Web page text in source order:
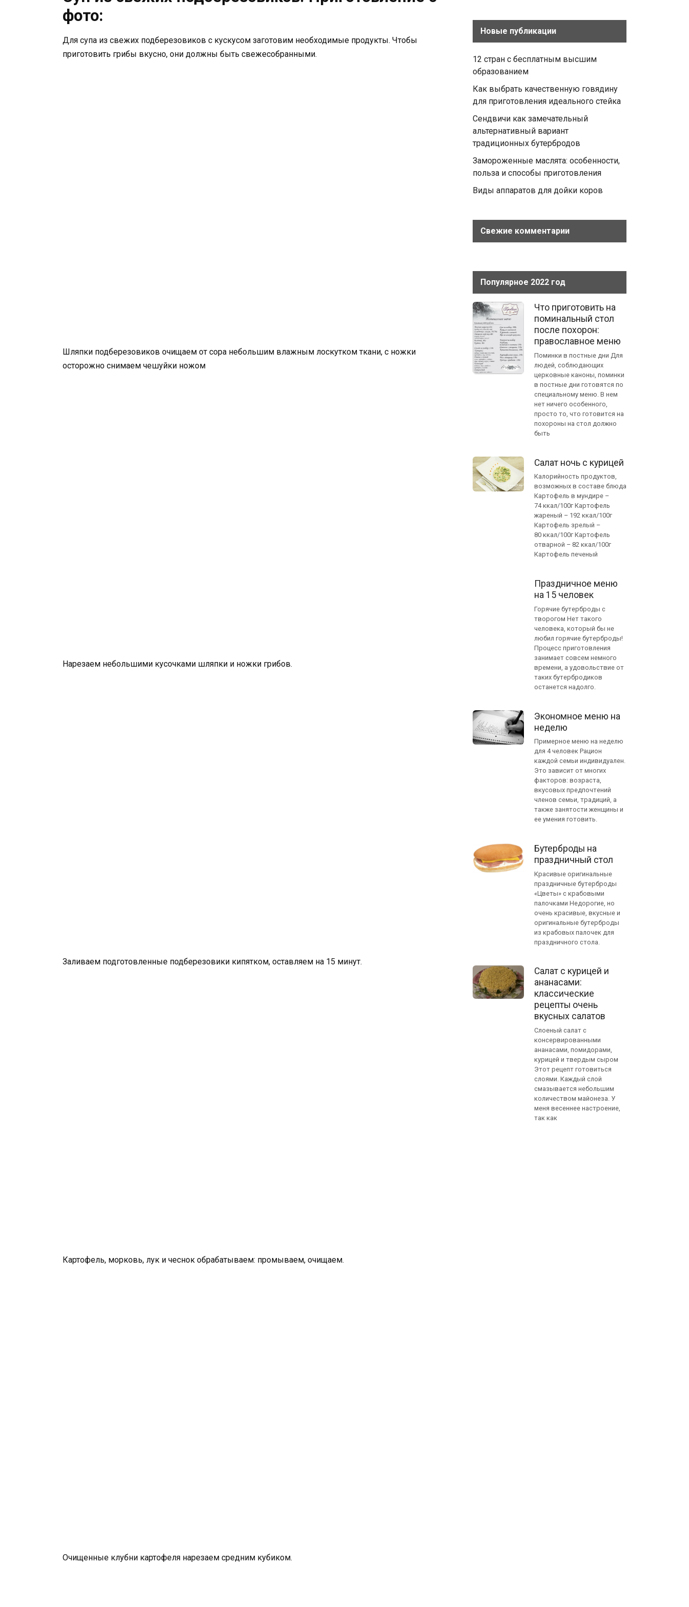
фото:
Для супа из свежих подберезовиков с кускусом заготовим необходимые продукты. Чтобы
приготовить грибы вкусно, они должны быть свежесобранными.
Шляпки подберезовиков очищаем от сора небольшим влажным лоскутком ткани, с ножки
осторожно снимаем чешуйки ножом
Нарезаем небольшими кусочками шляпки и ножки грибов.
Заливаем подготовленные подберезовики кипятком, оставляем на 15 минут.
Картофель, морковь, лук и чеснок обрабатываем: промываем, очищаем.
Очищенные клубни картофеля нарезаем средним кубиком.
Новые публикации
12 стран с бесплатным высшим
образованием
Как выбрать качественную говядину
для приготовления идеального стейка
Сендвичи как замечательный
альтернативный вариант
традиционных бутербродов
Замороженные маслята: особенности,
польза и способы приготовления
Виды аппаратов для дойки коров
Свежие комментарии
Популярное 2022 год
Что приготовить на
поминальный стол
после похорон:
православное меню
Поминки в постные дни Для
людей, соблюдающих
церковные каноны, поминки
в постные дни готовятся по
специальному меню. В нем
нет ничего особенного,
просто то, что готовится на
похороны на стол должно
быть
Салат ночь с курицей
Калорийность продуктов,
возможных в составе блюда
Картофель в мундире –
74 ккал/100г Картофель
жареный – 192 ккал/100г
Картофель зрелый –
80 ккал/100г Картофель
отварной – 82 ккал/100г
Картофель печеный
Праздничное меню
на 15 человек
Горячие бутерброды с
творогом Нет такого
человека, который бы не
любил горячие бутерброды!
Процесс приготовления
занимает совсем немного
времени, а удовольствие от
таких бутербродиков
останется надолго.
Экономное меню на
неделю
Примерное меню на неделю
для 4 человек Рацион
каждой семьи индивидуален.
Это зависит от многих
факторов: возраста,
вкусовых предпочтений
членов семьи, традиций, а
также занятости женщины и
ее умения готовить.
Бутерброды на
праздничный стол
Красивые оригинальные
праздничные бутерброды
«Цветы» с крабовыми
палочками Недорогие, но
очень красивые, вкусные и
оригинальные бутерброды
из крабовых палочек для
праздничного стола.
Салат с курицей и
ананасами:
классические
рецепты очень
вкусных салатов
Слоеный салат с
консервированными
ананасами, помидорами,
курицей и твердым сыром
Этот рецепт готовиться
слоями. Каждый слой
смазывается небольшим
количеством майонеза. У
меня весеннее настроение,
так как